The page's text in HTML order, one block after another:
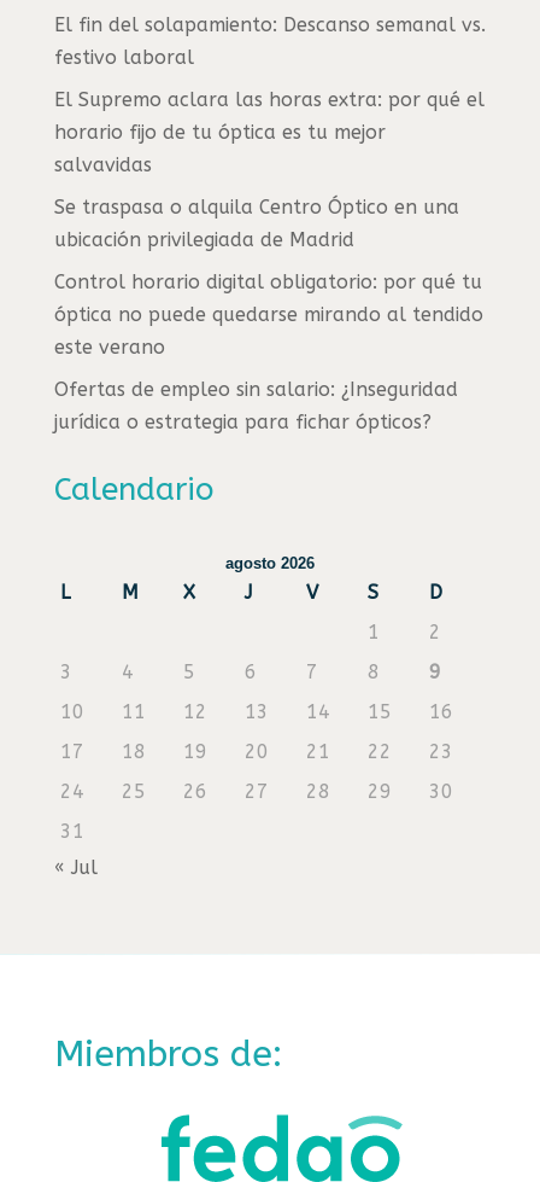
El fin del solapamiento: Descanso semanal vs.
festivo laboral
El Supremo aclara las horas extra: por qué el
horario fijo de tu óptica es tu mejor
salvavidas
Se traspasa o alquila Centro Óptico en una
ubicación privilegiada de Madrid
Control horario digital obligatorio: por qué tu
óptica no puede quedarse mirando al tendido
este verano
Ofertas de empleo sin salario: ¿Inseguridad
jurídica o estrategia para fichar ópticos?
Calendario
agosto 2026
L M X J V S
D
1
2
3
4 5 6 7 8
9
10
11 12 13 14 15
16
17
18 19 20 21 22
23
24
25 26 27 28 29
30
31
« Jul
Miembros de: